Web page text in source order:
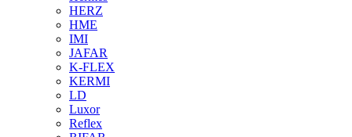
HERZ
HME
IMI
JAFAR
K-FLEX
KERMI
LD
Luxor
Reflex